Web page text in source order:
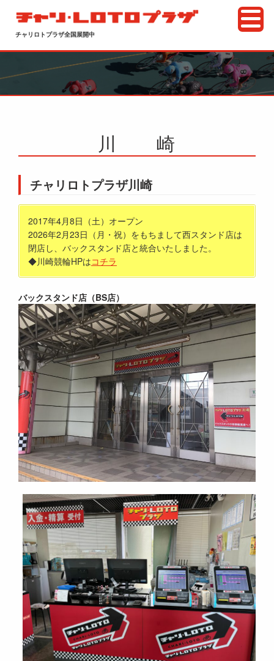
チャリロトプラザ全国展開中
川 崎
チャリロトプラザ川崎
2017年4月8日（土）オープン
2026年2月23日（月・祝）をもちまして西スタンド店は
閉店し、バックスタンド店と統合いたしました。
◆川崎競輪HPはコチラ
バックスタンド店（BS店）